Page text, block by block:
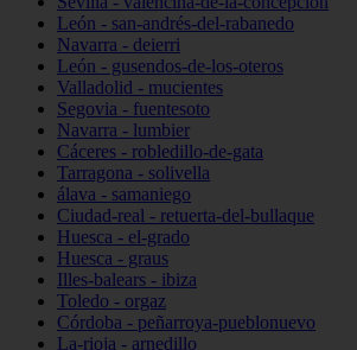
León - san-andrés-del-rabanedo
Navarra - deierri
León - gusendos-de-los-oteros
Valladolid - mucientes
Segovia - fuentesoto
Navarra - lumbier
Cáceres - robledillo-de-gata
Tarragona - solivella
álava - samaniego
Ciudad-real - retuerta-del-bullaque
Huesca - el-grado
Huesca - graus
Illes-balears - ibiza
Toledo - orgaz
Córdoba - peñarroya-pueblonuevo
La-rioja - arnedillo